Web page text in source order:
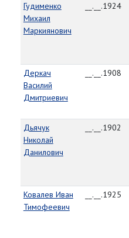
Гудименко
Михаил
Маркиянович
__.__.1924
Деркач
Василий
Дмитриевич
__.__.1908
Дьячук
Николай
Данилович
__.__.1902
Ковалев Иван
Тимофеевич
__.__.1925